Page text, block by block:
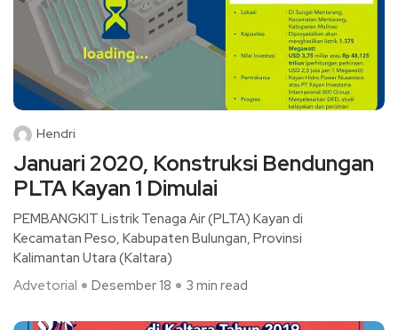
Hendri
Januari 2020, Konstruksi Bendungan
PLTA Kayan 1 Dimulai
PEMBANGKIT Listrik Tenaga Air (PLTA) Kayan di
Kecamatan Peso, Kabupaten Bulungan, Provinsi
Kalimantan Utara (Kaltara)
Advetorial
Desember 18 3 min read